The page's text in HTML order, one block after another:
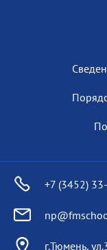
+7 (3452)
г.Тюмень,